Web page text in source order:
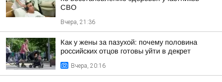
СВО
Вчера, 21:36
Как у жены за пазухой: почему половина
российских отцов готовы уйти в декрет
Вчера, 20:16